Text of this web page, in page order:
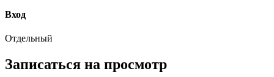
Вход
Отдельный
Записаться на просмотр